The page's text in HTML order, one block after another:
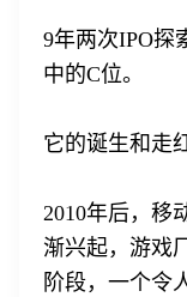
9年两次IPO探
中的C位。
它的诞生和走
2010年后，移
渐兴起，游戏
阶段，一个令